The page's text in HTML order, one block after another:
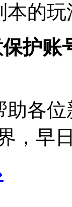
本的玩
护账
各
，早